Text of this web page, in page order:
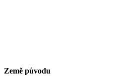
Země původu